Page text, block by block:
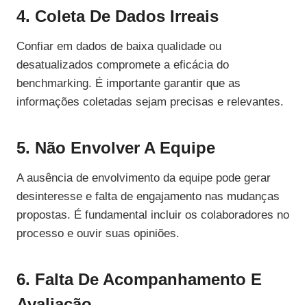
4. Coleta De Dados Irreais
Confiar em dados de baixa qualidade ou
desatualizados compromete a eficácia do
benchmarking. É importante garantir que as
informações coletadas sejam precisas e relevantes.
5. Não Envolver A Equipe
A ausência de envolvimento da equipe pode gerar
desinteresse e falta de engajamento nas mudanças
propostas. É fundamental incluir os colaboradores no
processo e ouvir suas opiniões.
6. Falta De Acompanhamento E